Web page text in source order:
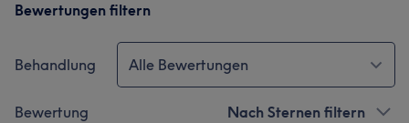
Bewertungen filtern
Behandlung Alle Bewertungen
Bewertung Nach Sternen filtern